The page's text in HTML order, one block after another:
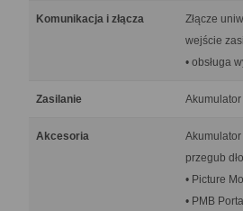
Komunikacja i złącza
Złącze
wejście
• obsługa
Zasilanie
Akcesoria
przegub
• Picture
• PMB